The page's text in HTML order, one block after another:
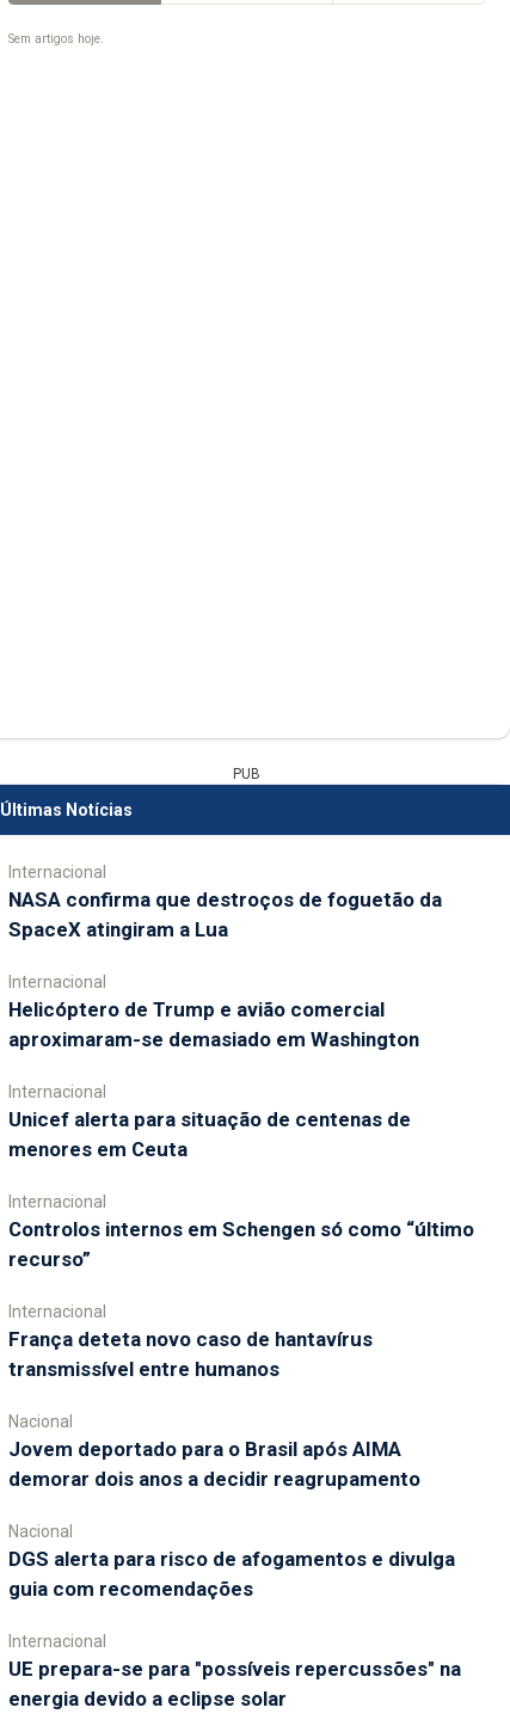
Sem artigos hoje.
PUB
Últimas Notícias
Internacional
NASA confirma que destroços de foguetão da
SpaceX atingiram a Lua
Internacional
Helicóptero de Trump e avião comercial
aproximaram-se demasiado em Washington
Internacional
Unicef alerta para situação de centenas de
menores em Ceuta
Internacional
Controlos internos em Schengen só como “último
recurso”
Internacional
França deteta novo caso de hantavírus
transmissível entre humanos
Nacional
Jovem deportado para o Brasil após AIMA
demorar dois anos a decidir reagrupamento
Nacional
DGS alerta para risco de afogamentos e divulga
guia com recomendações
Internacional
UE prepara-se para "possíveis repercussões" na
energia devido a eclipse solar